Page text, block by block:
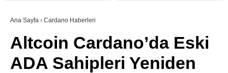
Youtube
TikTok
SÖZLÜK
Ana Sayfa › Cardano Haberleri
Altcoin Cardano’da Eski
ADA Sahipleri Yeniden